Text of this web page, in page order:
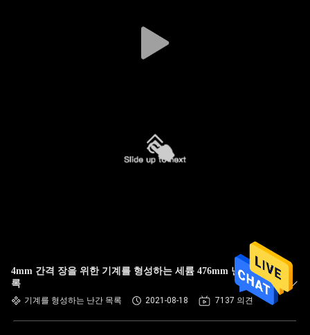
4mm 간격 장을 위한 기계를 형성하는 세륨 476mm 난간 목
록
기계를 형성하는 난간 목록 2021-08-18 7137 의견